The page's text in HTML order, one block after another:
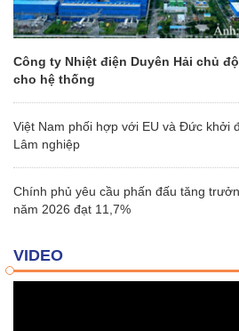
Công ty Nhiệt điện Duyên Hải chủ
cho hệ thống
Việt Nam phối hợp với EU và Đức khởi
Lâm nghiệp
Chính phủ yêu cầu phấn đấu tăng
năm 2026 đạt 11,7%
VIDEO